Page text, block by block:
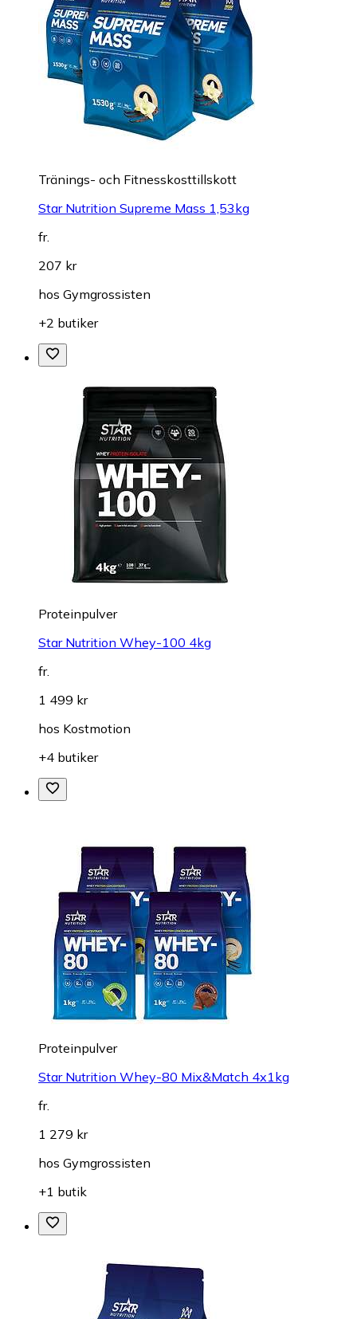
Tränings- och Fitnesskosttillskott
Star Nutrition Supreme Mass 1,53kg
fr.
207 kr
hos Gymgrossisten
+2 butiker
Proteinpulver
Star Nutrition Whey-100 4kg
fr.
1 499 kr
hos Kostmotion
+4 butiker
Proteinpulver
Star Nutrition Whey-80 Mix&Match 4x1kg
fr.
1 279 kr
hos Gymgrossisten
+1 butik